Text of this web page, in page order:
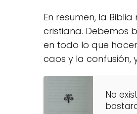
En resumen, la
cristiana. Debemos
en todo lo que
caos y la confusión,
No